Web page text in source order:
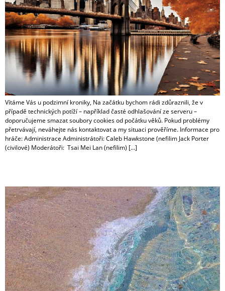
Vítáme Vás u podzimní kroniky, Na začátku bychom rádi zdůraznili, že v
případě technických potíží – například časté odhlašování ze serveru –
doporučujeme smazat soubory cookies od počátku věků. Pokud problémy
přetrvávají, neváhejte nás kontaktovat a my situaci prověříme. Informace pro
hráče: Administrace Administrátoři: Caleb Hawkstone (nefilim Jack Porter
(civilové) Moderátoři: Tsai Mei Lan (nefilim) […]